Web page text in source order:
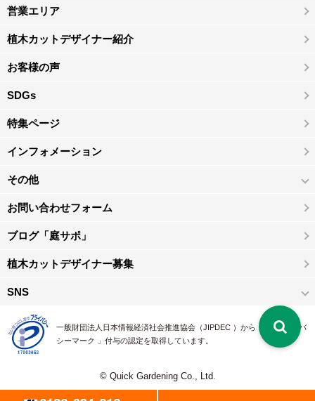
営業エリア
植木カットデザイナー紹介
お客様の声
SDGs
特集ページ
インフォメーション
その他
お問い合わせフォーム
ブログ「庭サポ」
植木カットデザイナー募集
SNS
一般財団法人日本情報経済社会推進協会（JIPDEC ）から 、「 プライバ
シーマーク 」付与の認定を取得しています。
© Quick Gardening Co., Ltd.